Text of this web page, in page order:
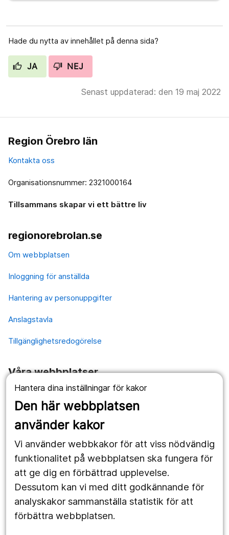
Hantera dina inställningar för kakor
Den här webbplatsen
använder kakor
Vi använder webbkakor för att viss nödvändig
funktionalitet på webbplatsen ska fungera för
att ge dig en förbättrad upplevelse.
Dessutom kan vi med ditt godkännande för
analyskakor sammanställa statistik för att
förbättra webbplatsen.
Hade du nytta av innehållet på denna sida?
JA NEJ
Senast uppdaterad: den 19 maj 2022
Region Örebro län
Kontakta oss
Organisationsnummer: 2321000164
Tillsammans skapar vi ett bättre liv
regionorebrolan.se
Om webbplatsen
Inloggning för anställda
Hantering av personuppgifter
Anslagstavla
Tillgänglighetsredogörelse
Våra webbplatser
1177.se
Länstrafiken
Utveckling
Följ oss
Facebook